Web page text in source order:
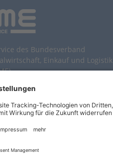
des Bundesverband
Einkauf und Logistik
durchJobiqo